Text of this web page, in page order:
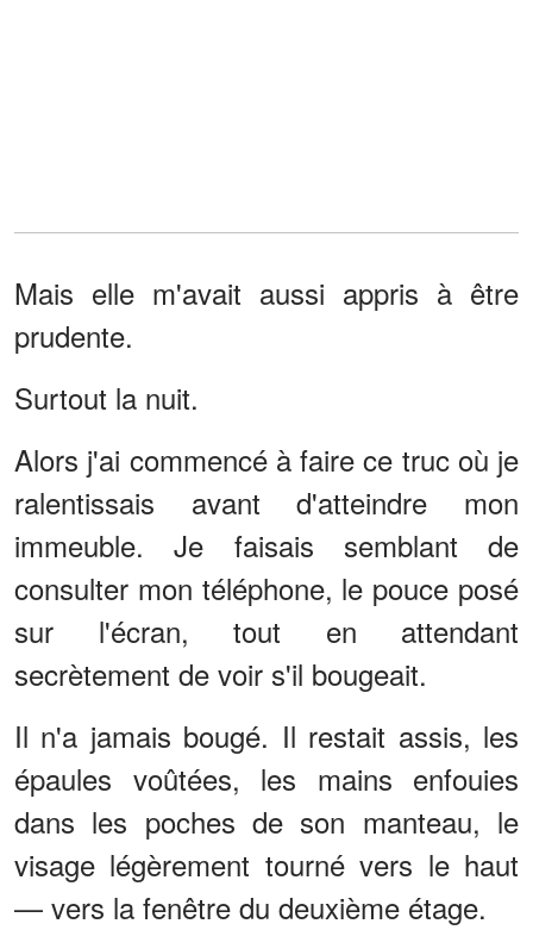
Mais elle m'avait aussi appris à être
prudente.
Surtout la nuit.
Alors j'ai commencé à faire ce truc où je
ralentissais avant d'atteindre mon
immeuble. Je faisais semblant de
consulter mon téléphone, le pouce posé
sur l'écran, tout en attendant
secrètement de voir s'il bougeait.
Il n'a jamais bougé. Il restait assis, les
épaules voûtées, les mains enfouies
dans les poches de son manteau, le
visage légèrement tourné vers le haut
— vers la fenêtre du deuxième étage.